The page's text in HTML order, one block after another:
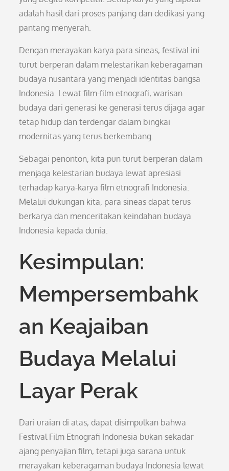
adalah hasil dari proses panjang dan dedikasi yang
pantang menyerah.
Dengan merayakan karya para sineas, festival ini
turut berperan dalam melestarikan keberagaman
budaya nusantara yang menjadi identitas bangsa
Indonesia. Lewat film-film etnografi, warisan
budaya dari generasi ke generasi terus dijaga agar
tetap hidup dan terdengar dalam bingkai
modernitas yang terus berkembang.
Sebagai penonton, kita pun turut berperan dalam
menjaga kelestarian budaya lewat apresiasi
terhadap karya-karya film etnografi Indonesia.
Melalui dukungan kita, para sineas dapat terus
berkarya dan menceritakan keindahan budaya
Indonesia kepada dunia.
Kesimpulan:
Mempersembahk
an Keajaiban
Budaya Melalui
Layar Perak
Dari uraian di atas, dapat disimpulkan bahwa
Festival Film Etnografi Indonesia bukan sekadar
ajang penyajian film, tetapi juga sarana untuk
merayakan keberagaman budaya Indonesia lewat